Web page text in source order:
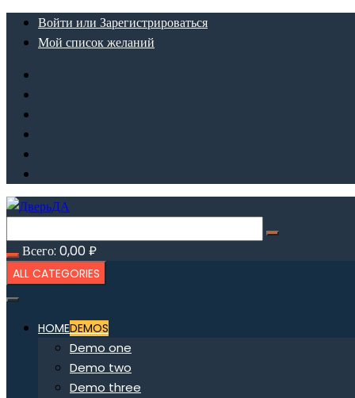
ПерейтиВойти или Зарегистрироваться
Мой список желаний
Всего: 0,00₽
ALL CATEGORIES
HOMEDEMOS
Demo one
Demo two
Demo three